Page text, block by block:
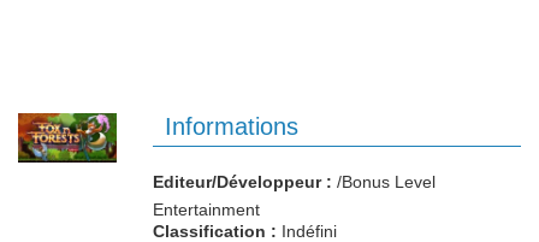
Informations
Editeur/Développeur : /Bonus Level
Entertainment
Classification : Indéfini